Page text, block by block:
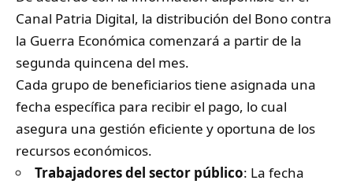
Canal Patria Digital, la distribución del Bono contra
la Guerra Económica comenzará a partir de la
segunda quincena del mes.
Cada grupo de beneficiarios tiene asignada una
fecha específica para recibir el pago, lo cual
asegura una gestión eficiente y oportuna de los
recursos económicos.
Trabajadores del sector público: La fecha